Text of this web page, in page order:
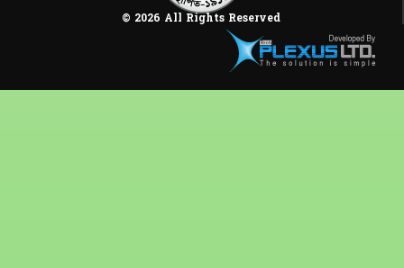
© 2026 All Rights Reserved